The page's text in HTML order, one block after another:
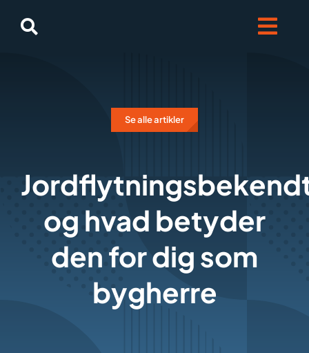
Se alle artikler
og hvad betyder
den for dig som
bygherre